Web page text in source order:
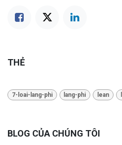
THẺ
7-loai-lang-phi lang-phi lean
BLOG CỦA CHÚNG TÔI